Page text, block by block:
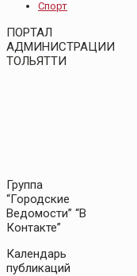
Спорт
ПОРТАЛ
АДМИНИСТРАЦИИ
ТОЛЬЯТТИ
Группа
“Городские
Ведомости” “В
Контакте”
Календарь
публикаций